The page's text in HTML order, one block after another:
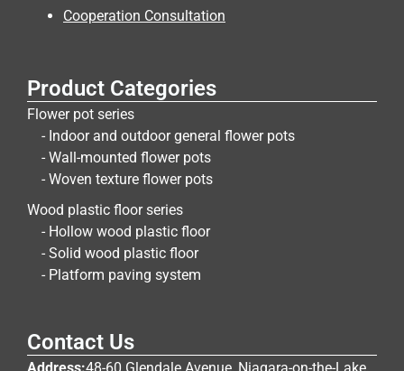
Cooperation Consultation
Product Categories
Flower pot series
- Indoor and outdoor general flower pots
- Wall-mounted flower pots
- Woven texture flower pots
Wood plastic floor series
- Hollow wood plastic floor
- Solid wood plastic floor
- Platform paving system
Contact Us
Address:48-60 Glendale Avenue, Niagara-on-the-Lake,